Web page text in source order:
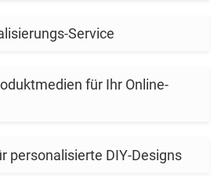
Service
für Ihr Online-
personalisierte DIY-Designs